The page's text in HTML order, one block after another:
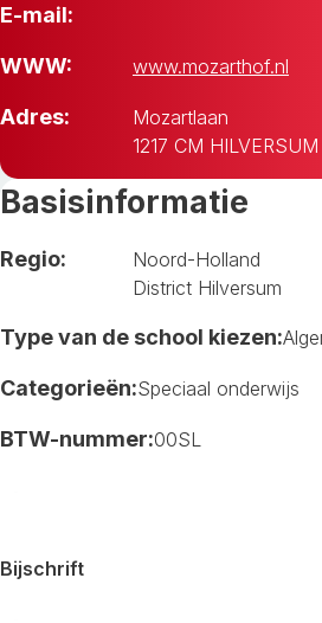
E-mail:
WWW: www.mozarthof.nl
Adres:
Mozartlaan
1217 CM HILVERSUM
Basisinformatie
Regio:
Noord-Holland
District Hilversum
Type van de school kiezen:
Categorieën:Speciaal onderwijs
BTW-nummer:00SL
Bijschrift